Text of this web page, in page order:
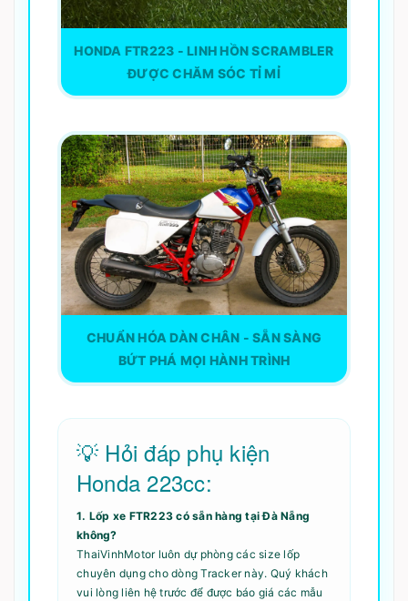
HONDA FTR223 - LINH HỒN SCRAMBLER
ĐƯỢC CHĂM SÓC TỈ MỈ
CHUẨN HÓA DÀN CHÂN - SẴN SÀNG
BỨT PHÁ MỌI HÀNH TRÌNH
💡 Hỏi đáp phụ kiện
Honda 223cc:
1. Lốp xe FTR223 có sẵn hàng tại Đà Nẵng
không?
ThaiVinhMotor luôn dự phòng các size lốp
chuyên dụng cho dòng Tracker này. Quý khách
vui lòng liên hệ trước để được báo giá các mẫu